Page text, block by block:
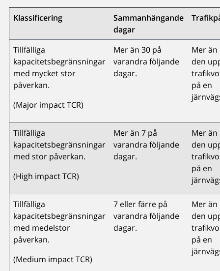
Klassificering
Sammanhängande
dagar
Tillfälliga
kapacitetsbegränsningar
med mycket stor
påverkan.
(Major impact TCR)
Mer än 30 på
varandra följande
dagar.
Mer än
den
på en
Tillfälliga
kapacitetsbegränsningar
med stor påverkan.
(High impact TCR)
Mer än 7 på
varandra följande
dagar.
Mer än
den
på en
Tillfälliga
kapacitetsbegränsningar
med medelstor
påverkan.
(Medium impact TCR)
7 eller färre på
varandra följande
dagar.
Mer än
den
på en